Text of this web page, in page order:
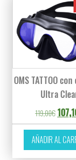
OMS TATTOO
Ultra
119,00€ El
AÑADIR AL